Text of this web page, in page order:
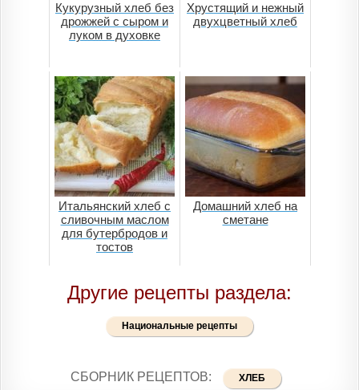
Кукурузный хлеб без
дрожжей с сыром и
луком в духовке
Хрустящий и нежный
двухцветный хлеб
Итальянский хлеб с
сливочным маслом
для бутербродов и
тостов
Домашний хлеб на
сметане
Другие рецепты раздела:
Национальные рецепты
СБОРНИК РЕЦЕПТОВ: ХЛЕБ